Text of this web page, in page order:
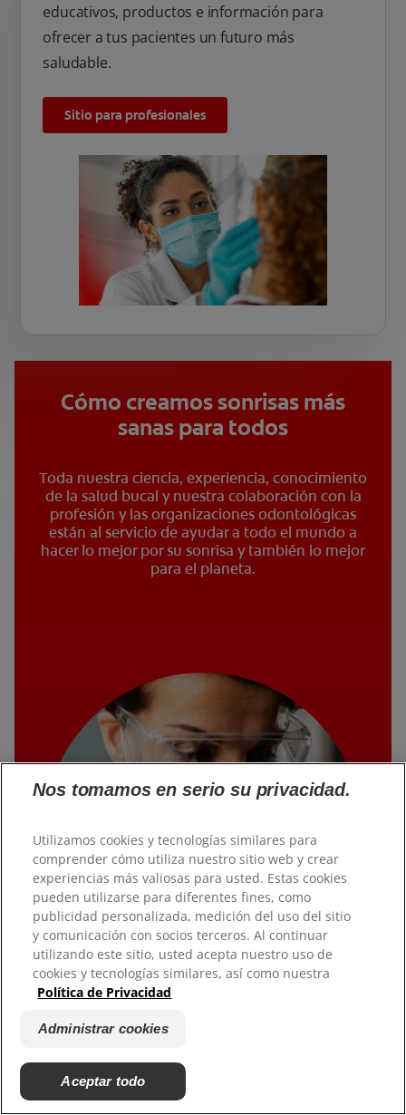
educativos, productos e información para
ofrecer a tus pacientes un futuro más
saludable.
Sitio para profesionales
Cómo creamos sonrisas más
sanas para todos
Toda nuestra ciencia, experiencia, conocimiento
de la salud bucal y nuestra colaboración con la
profesión y las organizaciones odontológicas
están al servicio de ayudar a todo el mundo a
hacer lo mejor por su sonrisa y también lo mejor
para el planeta.
CIENCIA E INNOVACIÓN
Cambiar el mundo, un paso a la
Nuestro equipo de expertos científicos utilizan tecnología
Nos tomamos en serio su privacidad.
Utilizamos cookies y tecnologías similares para
comprender cómo utiliza nuestro sitio web y crear
experiencias más valiosas para usted. Estas cookies
pueden utilizarse para diferentes fines, como
publicidad personalizada, medición del uso del sitio
y comunicación con socios terceros. Al continuar
utilizando este sitio, usted acepta nuestro uso de
cookies y tecnologías similares, así como nuestra
Política de Privacidad
Administrar cookies
Aceptar todo